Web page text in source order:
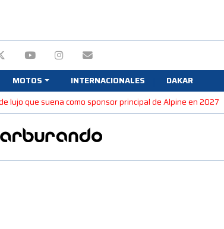
MOTOS INTERNACIONALES
DAKAR
lujo que suena como sponsor principal de Alpine en 2027